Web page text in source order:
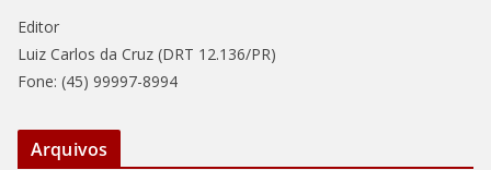
Editor
Luiz Carlos da Cruz (DRT 12.136/PR)
Fone: (45) 99997-8994
Arquivos